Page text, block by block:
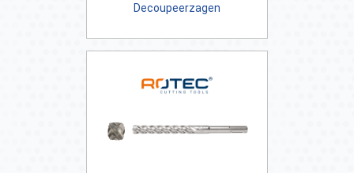
Decoupeerzagen